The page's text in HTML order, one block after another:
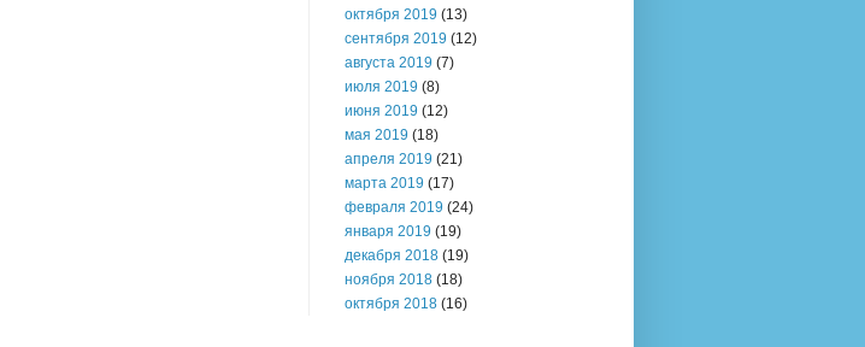
октября 2019 (13)
сентября 2019 (12)
августа 2019 (7)
июля 2019 (8)
июня 2019 (12)
мая 2019 (18)
апреля 2019 (21)
марта 2019 (17)
февраля 2019 (24)
января 2019 (19)
декабря 2018 (19)
ноября 2018 (18)
октября 2018 (16)